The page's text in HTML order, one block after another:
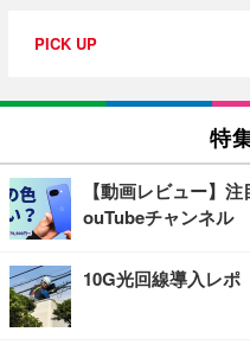
PICK UP
特
【動画レビュー】
ouTubeチャンネル
10G光回線導入レポ